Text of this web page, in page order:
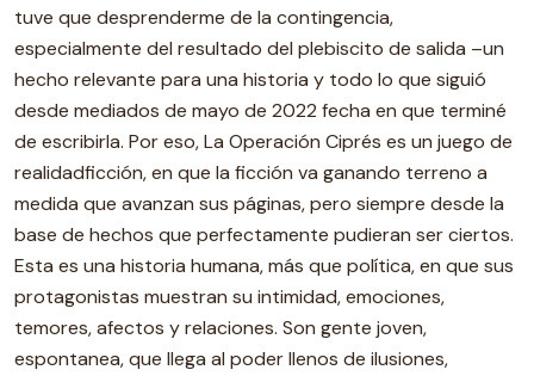
tuve que desprenderme de la contingencia,
especialmente del resultado del plebiscito de salida –un
hecho relevante para una historia y todo lo que siguió
desde mediados de mayo de 2022 fecha en que terminé
de escribirla. Por eso, La Operación Ciprés es un juego de
realidadficción, en que la ficción va ganando terreno a
medida que avanzan sus páginas, pero siempre desde la
base de hechos que perfectamente pudieran ser ciertos.
Esta es una historia humana, más que política, en que sus
protagonistas muestran su intimidad, emociones,
temores, afectos y relaciones. Son gente joven,
espontanea, que llega al poder llenos de ilusiones,